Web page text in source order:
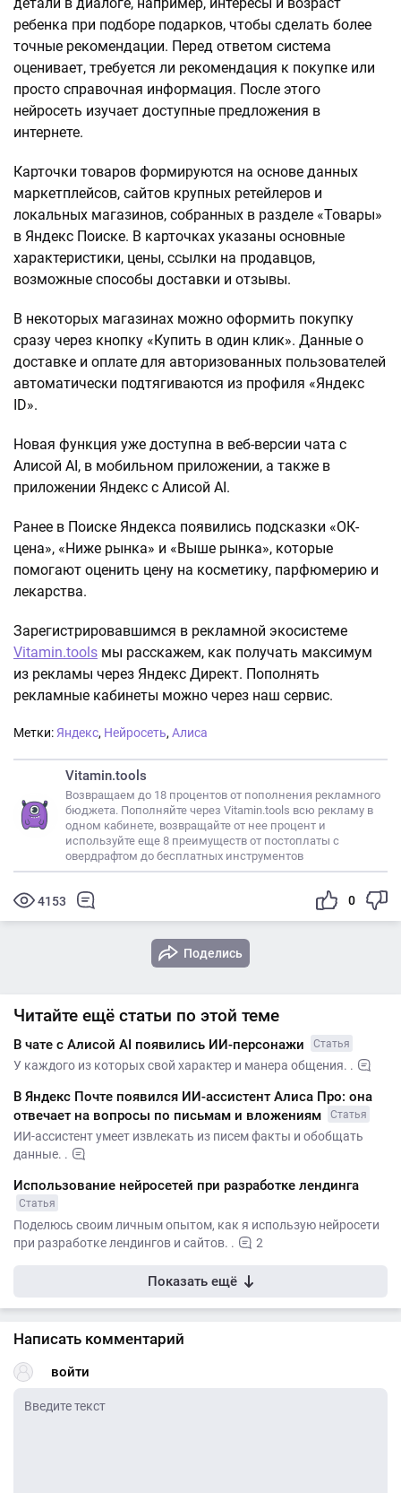
ребенка при подборе подарков, чтобы сделать более
точные рекомендации. Перед ответом система
оценивает, требуется ли рекомендация к покупке или
просто справочная информация. После этого
нейросеть изучает доступные предложения в
интернете.
Карточки товаров формируются на основе данных
маркетплейсов, сайтов крупных ретейлеров и
локальных магазинов, собранных в разделе «Товары»
в Яндекс Поиске. В карточках указаны основные
характеристики, цены, ссылки на продавцов,
возможные способы доставки и отзывы.
В некоторых магазинах можно оформить покупку
сразу через кнопку «Купить в один клик». Данные о
доставке и оплате для авторизованных пользователей
автоматически подтягиваются из профиля «Яндекс
ID».
Новая функция уже доступна в веб-версии чата с
Алисой AI, в мобильном приложении, а также в
приложении Яндекс с Алисой AI.
Ранее в Поиске Яндекса появились подсказки «ОК-
цена», «Ниже рынка» и «Выше рынка», которые
помогают оценить цену на косметику, парфюмерию и
лекарства.
Зарегистрировавшимся в рекламной экосистеме
Vitamin.tools мы расскажем, как получать максимум
из рекламы через Яндекс Директ. Пополнять
рекламные кабинеты можно через наш сервис.
Метки: Яндекс, Нейросеть, Алиса
Vitamin.tools
Возвращаем до 18 процентов от пополнения рекламного
бюджета. Пополняйте через Vitamin.tools всю рекламу в
одном кабинете, возвращайте от нее процент и
используйте еще 8 преимуществ от постоплаты с
овердрафтом до бесплатных инструментов
4153 0
Поделись
Читайте ещё статьи по этой теме
В чате с Алисой AI появились ИИ-персонажи Статья
У каждого из которых свой характер и манера общения. .
В Яндекс Почте появился ИИ-ассистент Алиса Про: она
отвечает на вопросы по письмам и вложениям
Статья
ИИ-ассистент умеет извлекать из писем факты и обобщать
данные. .
Использование нейросетей при разработке лендинга
Статья
Поделюсь своим личным опытом, как я использую нейросети
при разработке лендингов и сайтов. .
2
Показать ещё
Написать комментарий
войти